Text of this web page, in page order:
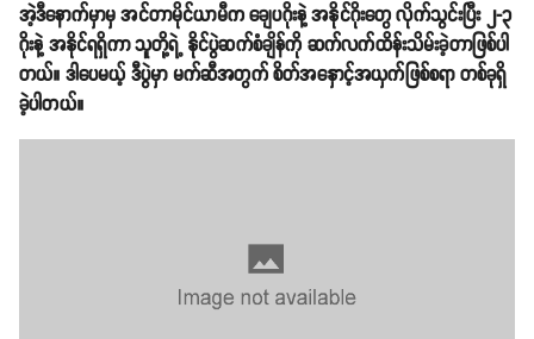
အဲ့ဒီနောက်မှာမှ အင်တာမိုင်ယာမီက ချေပဂိုးနဲ့ အနိုင်ဂိုးတွေ လိုက်သွင်းပြီး ၂-၃
ဂိုးနဲ့ အနိုင်ရရှိကာ သူတို့ရဲ့ နိုင်ပွဲဆက်စံချိန်ကို ဆက်လက်ထိန်းသိမ်းခဲ့တာဖြစ်ပါ
တယ်။ ဒါပေမယ့် ဒီပွဲမှာ မက်ဆီအတွက် စိတ်အနှောင့်အယှက်ဖြစ်စရာ တစ်ခုရှိ
ခဲ့ပါတယ်။